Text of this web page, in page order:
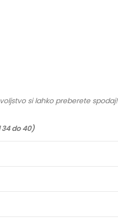
si lahko preberete spodaj!
34 do 40)